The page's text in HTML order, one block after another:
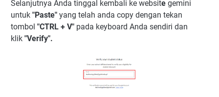
Selanjutnya Anda tinggal kembali ke website gemini
untuk "Paste" yang telah anda copy dengan tekan
tombol "CTRL + V" pada keyboard Anda sendiri dan
klik "Verify".